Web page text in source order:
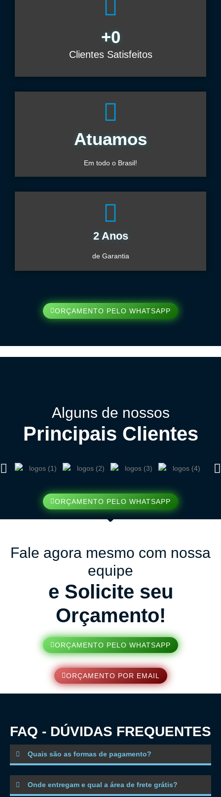
Clientes Satisfeitos
+0
Atuamos
Em todo o Brasil!
2 Anos
de Garantia
ORÇAMENTO PELO WHATSAPP
Alguns de nossos
Principais Clientes
ORÇAMENTO PELO WHATSAPP
Fale agora mesmo com nossa
equipe
e Solicite seu
Orçamento!
ORÇAMENTO PELO WHATSAPP
ORÇAMENTO POR EMAIL
FAQ - DÚVIDAS FREQUENTES
Quais são as formas de pagamento?
Onde entregam e qual a área de frete grátis?